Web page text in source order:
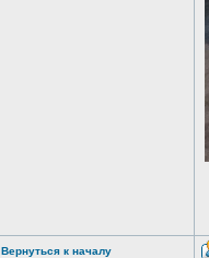
Вернуться к началу